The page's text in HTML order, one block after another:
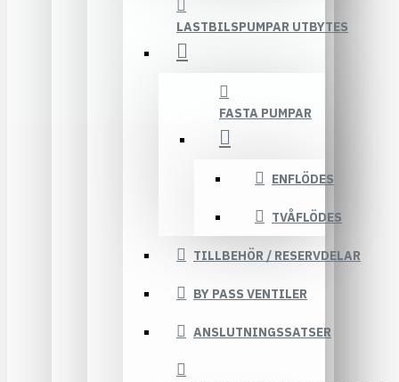
LASTBILSPUMPAR UTBYTES
FASTA PUMPAR
ENFLÖDES
TVÅFLÖDES
TILLBEHÖR / RESERVDELAR
BY PASS VENTILER
ANSLUTNINGSSATSER